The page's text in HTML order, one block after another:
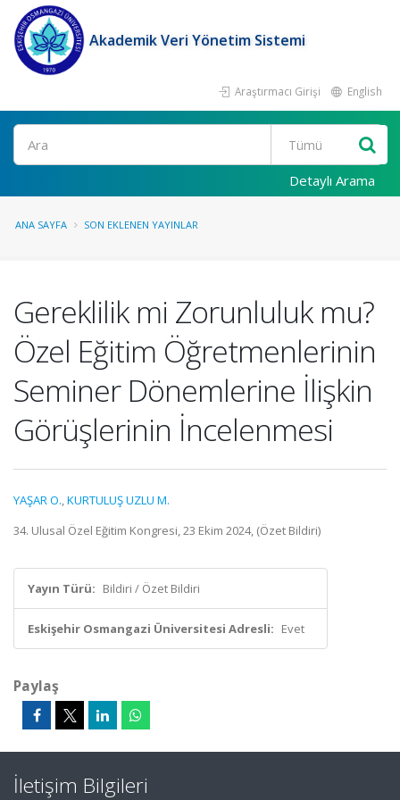
Akademik Veri Yönetim Sistemi
Araştırmacı Girişi English
Ara
Detaylı Arama
ANA SAYFA SON EKLENEN YAYINLAR
Gereklilik mi Zorunluluk mu?
Özel Eğitim Öğretmenlerinin
Seminer Dönemlerine İlişkin
Görüşlerinin İncelenmesi
YAŞAR O.,KURTULUŞ UZLU M.
34. Ulusal Özel Eğitim Kongresi, 23 Ekim 2024, (Özet Bildiri)
Yayın Türü: Bildiri / Özet Bildiri
Eskişehir Osmangazi Üniversitesi Adresli: Evet
Paylaş
İletişim Bilgileri